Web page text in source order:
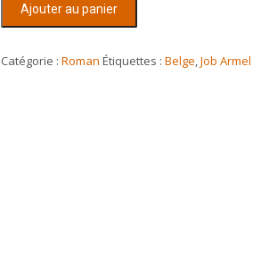
Vannek
Ajouter au panier
Catégorie : Roman Étiquettes : Belge,Job Armel